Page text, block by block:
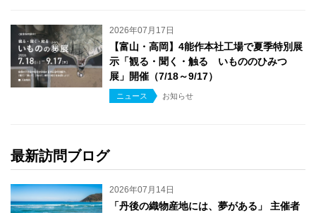
2026年07月17日
【富山・高岡】4能作本社工場で夏季特別展
示「観る・聞く・触る いもののひみつ
展」開催（7/18～9/17）
ニュース お知らせ
最新訪問ブログ
2026年07月14日
「丹後の織物産地には、夢がある」 主催者